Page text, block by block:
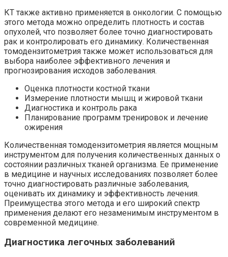
КТ также активно применяется в онкологии. С помощью
этого метода можно определить плотность и состав
опухолей, что позволяет более точно диагностировать
рак и контролировать его динамику. Количественная
томодензитометрия также может использоваться для
выбора наиболее эффективного лечения и
прогнозирования исходов заболевания.
Оценка плотности костной ткани
Измерение плотности мышц и жировой ткани
Диагностика и контроль рака
Планирование программ тренировок и лечение
ожирения
Количественная томодензитометрия является мощным
инструментом для получения количественных данных о
состоянии различных тканей организма. Ее применение
в медицине и научных исследованиях позволяет более
точно диагностировать различные заболевания,
оценивать их динамику и эффективность лечения.
Преимущества этого метода и его широкий спектр
применения делают его незаменимым инструментом в
современной медицине.
Диагностика легочных заболеваний